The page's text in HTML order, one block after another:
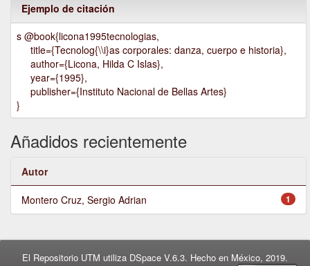
Ejemplo de citación
s @book{licona1995tecnologias,
title={Tecnolog{\\i}as corporales: danza, cuerpo e historia},
author={Licona, Hilda C Islas},
year={1995},
publisher={Instituto Nacional de Bellas Artes}
}
Añadidos recientemente
Autor
1
Montero Cruz, Sergio Adrian
El Repositorio UTM utiliza DSpace V.6.3. Hecho en México, 2019.